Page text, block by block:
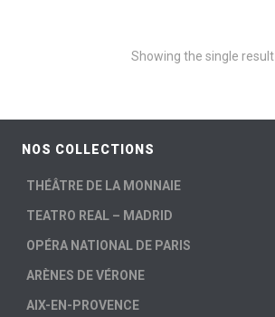
Showing the single result
NOS COLLECTIONS
THÉÂTRE DE LA MONNAIE
TEATRO REAL – MADRID
OPÉRA NATIONAL DE PARIS
ARÈNES DE VÉRONE
AIX-EN-PROVENCE